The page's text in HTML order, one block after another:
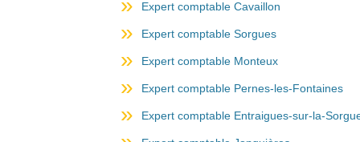
Expert comptable Cavaillon
Expert comptable Sorgues
Expert comptable Monteux
Expert comptable Pernes-les-Fontaines
Expert comptable Entraigues-sur-la-